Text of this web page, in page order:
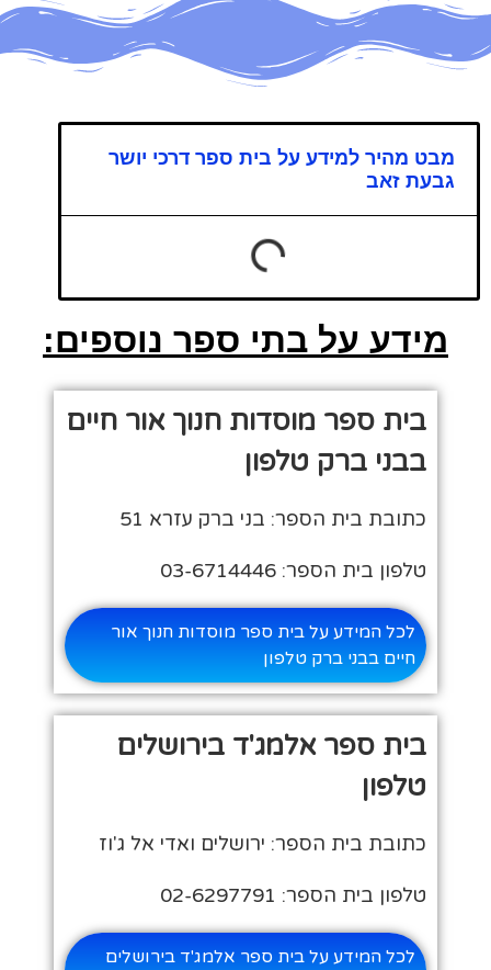
מבט מהיר למידע על בית ספר דרכי יושר
גבעת זאב
מידע על בתי ספר נוספים:
בית ספר מוסדות חנוך אור חיים
בבני ברק טלפון
כתובת בית הספר: בני ברק עזרא 51
טלפון בית הספר: 03-6714446
לכל המידע על בית ספר מוסדות חנוך אור
חיים בבני ברק טלפון
בית ספר אלמג'ד בירושלים
טלפון
כתובת בית הספר: ירושלים ואדי אל ג'וז
טלפון בית הספר: 02-6297791
לכל המידע על בית ספר אלמג'ד בירושלים